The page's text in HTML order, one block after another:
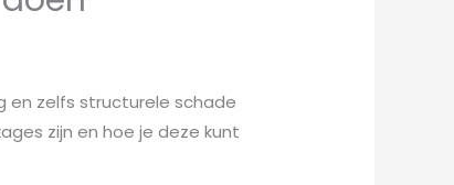
en zelfs structurele schade
zijn en hoe je deze kunt